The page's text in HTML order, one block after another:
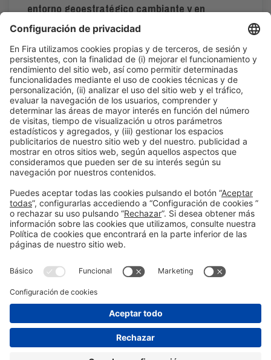
entorno geoestratégico cambiante y en
conflicto.
Jue 4 16:00h - 19:00h
CC1. ROOM 1.1
Acceso público
Leer más
#EXPOQUIMIA2026
en las redes sociales